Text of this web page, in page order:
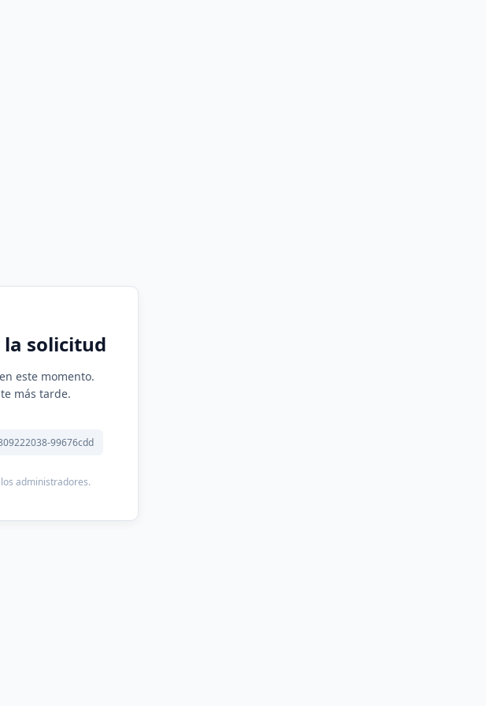
la solicitud
este momento.
más tarde.
99676cdd
administradores.